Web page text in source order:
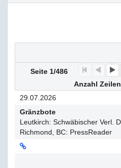
Seite 1/486
Anzahl Zeilen
29.07.2026
Gränzbote
Leutkirch: Schwäbischer Verl.
Richmond, BC: PressReader